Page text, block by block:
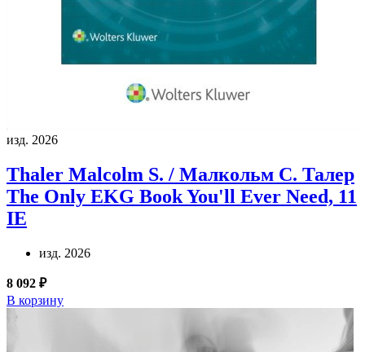
изд. 2026
Thaler Malcolm S. / Малкольм С. Талер
The Only EKG Book You'll Ever Need, 11
IE
изд. 2026
8 092 ₽
В корзину